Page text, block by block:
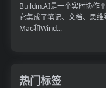
Buildin.AI是一个实时协作
它集成了笔记、文档、思维
Mac和Wind...
热门标签